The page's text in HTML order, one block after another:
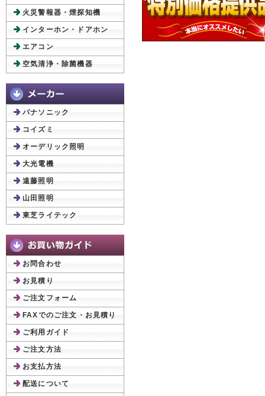
火災警報器・煙探知機
インターホン・ドアホン
エアコン
空気清浄・除菌機器
パナソニック
コイズミ
オーデリック照明
大光電機
遠藤照明
山田照明
東芝ライテック
お問合わせ
お見積り
ご注文フォーム
FAXでのご注文・お見積り
ご利用ガイド
ご注文方法
お支払方法
配送について